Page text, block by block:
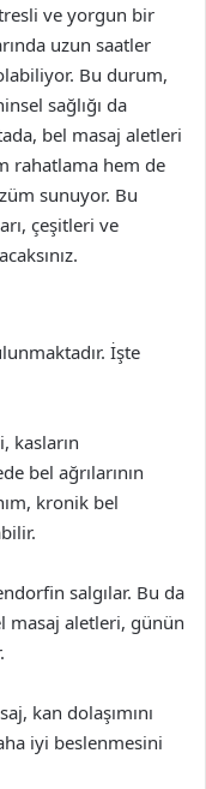
ve yorgun bir
uzun saatler
Bu durum,
sağlığı da
bel masaj aletleri
rahatlama hem de
sunuyor. Bu
çeşitleri ve
İşte
kasların
bel ağrılarının
kronik bel
salgılar. Bu da
masaj aletleri, günün
kan dolaşımını
iyi beslenmesini